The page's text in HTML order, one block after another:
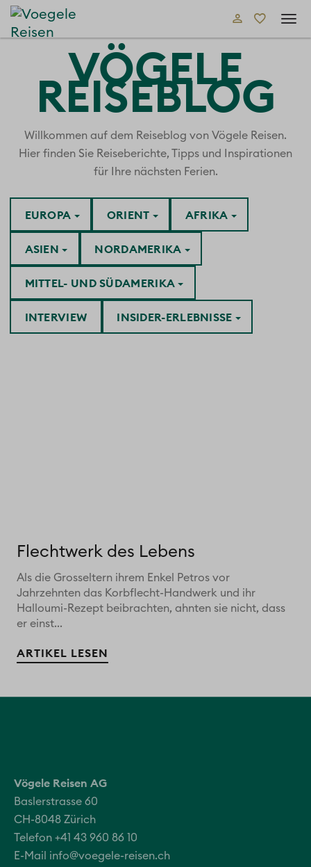
VÖGELE
REISEBLOG
Willkommen auf dem Reiseblog von Vögele Reisen.
Hier finden Sie Reiseberichte, Tipps und Inspirationen
für Ihre nächsten Ferien.
AFRIKA
ASIEN
EUROPA
INSIDER-ERLEBNISSE
INTERVIEW
MITTEL- UND SÜDAMERIKA
NORDAMERIKA
ORIENT
Flechtwerk des Lebens
Als die Grosseltern ihrem Enkel Petros vor
Jahrzehnten das Korbflecht-Handwerk und ihr
Halloumi-Rezept beibrachten, ahnten sie nicht, dass
er einst...
ARTIKEL LESEN
Vögele Reisen AG
Baslerstrasse 60
CH-8048 Zürich
Telefon +41 43 960 86 10
E-Mail info@voegele-reisen.ch